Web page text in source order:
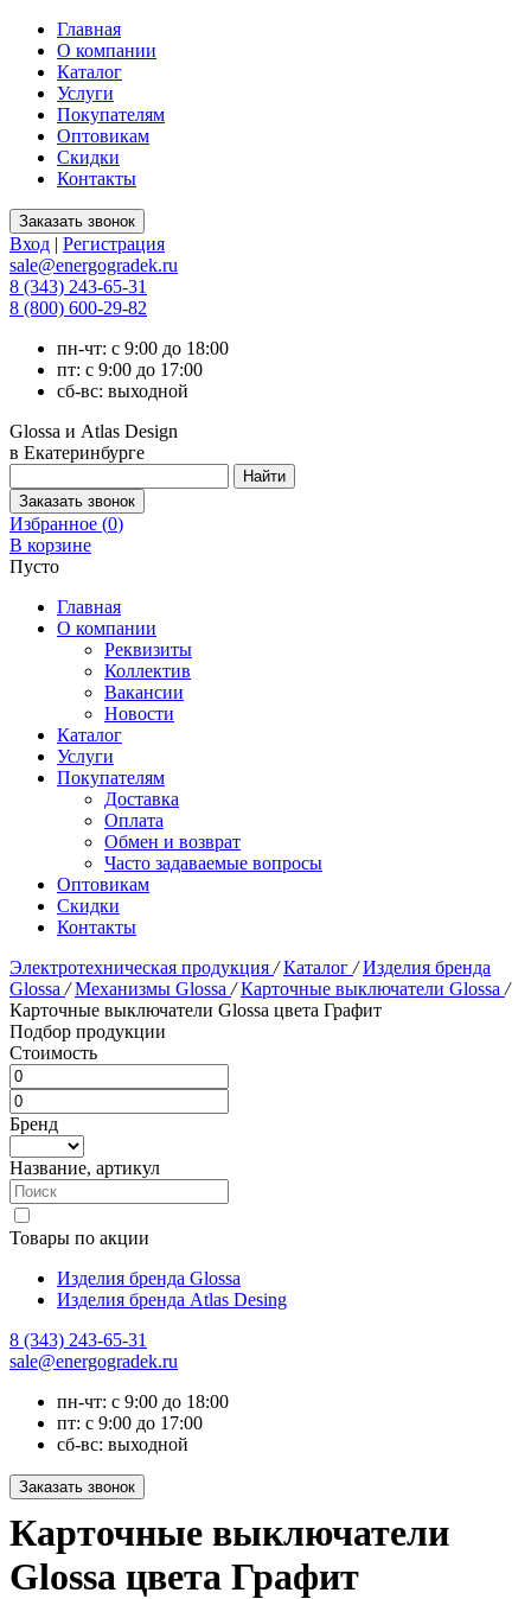
Главная
О компании
Каталог
Услуги
Покупателям
Оптовикам
Скидки
Контакты
Вход | Регистрация
sale@energogradek.ru
8 (343) 243-65-31
8 (800) 600-29-82
пн-чт: с 9:00 до 18:00
пт: с 9:00 до 17:00
сб-вс: выходной
Glossa и Atlas Design
в Екатеринбурге
Избранное (0)
В корзине
Пусто
Главная
О компании
Реквизиты
Коллектив
Вакансии
Новости
Каталог
Услуги
Покупателям
Доставка
Оплата
Обмен и возврат
Часто задаваемые вопросы
Оптовикам
Скидки
Контакты
Электротехническая продукция / Каталог / Изделия бренда
Glossa / Механизмы Glossa / Карточные выключатели Glossa /
Карточные выключатели Glossa цвета Графит
Подбор продукции
Стоимость
Бренд
Название, артикул
Товары по акции
Изделия бренда Glossa
Изделия бренда Atlas Desing
8 (343) 243-65-31
sale@energogradek.ru
пн-чт: с 9:00 до 18:00
пт: с 9:00 до 17:00
сб-вс: выходной
Карточные выключатели
Glossa цвета Графит